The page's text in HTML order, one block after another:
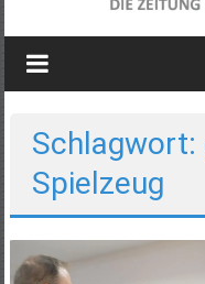
Wochenblatt
die
Kanarischen
Inseln
Spielzeug